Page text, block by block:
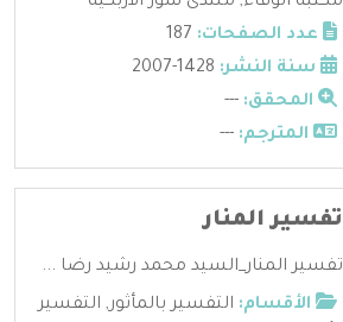
عدد الصفحات:
سنة النشر:
المحقق: ---
المترجم: ---
تفسير المنار
تفسير المنار_السيد محمد رشيد رضا ...
الأقسام: التفسير بالمأثور, التفسير